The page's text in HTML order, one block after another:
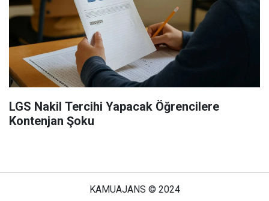
LGS Nakil Tercihi Yapacak Öğrencilere
Kontenjan Şoku
KAMUAJANS © 2024